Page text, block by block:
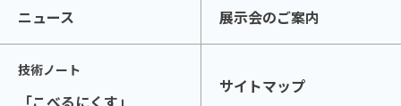
ニュース 展示会のご案内
技術ノート
「こべるにくす」
サイトマップ